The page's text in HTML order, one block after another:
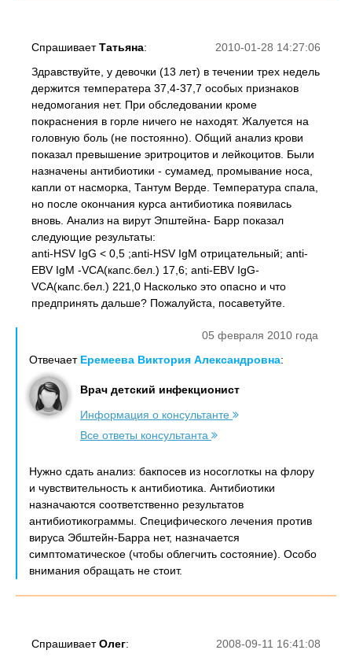
2010-01-28 14:27:06
СпрашиваетТатьяна:
Здравствуйте, у девочки (13 лет) в течении трех недель
держится температера 37,4-37,7 особых признаков
недомогания нет. При обследовании кроме
покраснения в горле ничего не находят. Жалуется на
головную боль (не постоянно). Общий анализ крови
показал превышение эритроцитов и лейкоцитов. Были
назначены антибиотики - сумамед, промывание носа,
капли от насморка, Тантум Верде. Температура спала,
но после окончания курса антибиотика появилась
вновь. Анализ на вирут Эпштейна- Барр показал
следующие результаты:
anti-HSV IgG < 0,5 ;anti-HSV IgM отрицательный; anti-
EBV IgM -VCA(капс.бел.) 17,6; anti-EBV IgG-
VCA(капс.бел.) 221,0 Насколько это опасно и что
предпринять дальше? Пожалуйста, посаветуйте.
05 февраля 2010 года
Отвечает Еремеева Виктория Александровна:
Врач детский инфекционист
Информация о консультанте
Все ответы консультанта
Нужно сдать анализ: бакпосев из носоглоткы на флору
и чувствительность к антибиотика. Антибиотики
назначаются соответственно результатов
антибиотикограммы. Специфического лечения против
вируса Эбштейн-Барра нет, назначается
симптоматическое (чтобы облегчить состояние). Особо
внимания обращать не стоит.
2008-09-11 16:41:08
СпрашиваетОлег: